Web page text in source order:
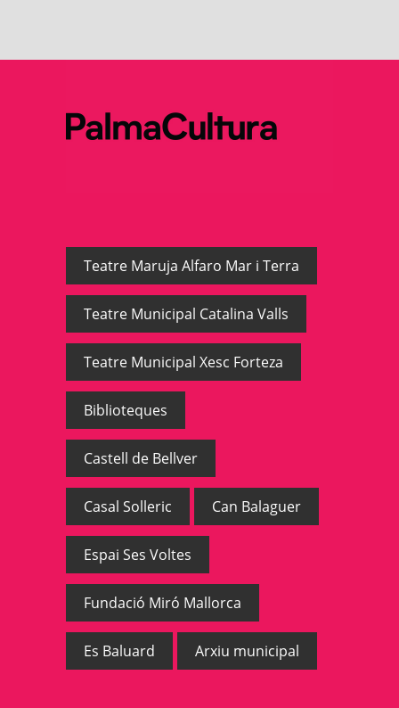
Teatre Maruja Alfaro Mar i Terra
Teatre Municipal Catalina Valls
Teatre Municipal Xesc Forteza
Biblioteques
Castell de Bellver
Casal Solleric Can Balaguer
Espai Ses Voltes
Fundació Miró Mallorca
Es Baluard Arxiu municipal